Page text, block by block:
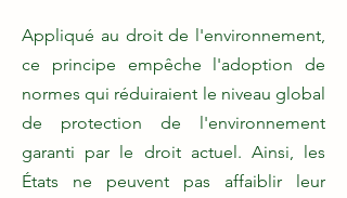
Appliqué au droit de l'environnement,
ce principe empêche l'adoption de
normes qui réduiraient le niveau global
de protection de l'environnement
garanti par le droit actuel. Ainsi, les
États ne peuvent pas affaiblir leur